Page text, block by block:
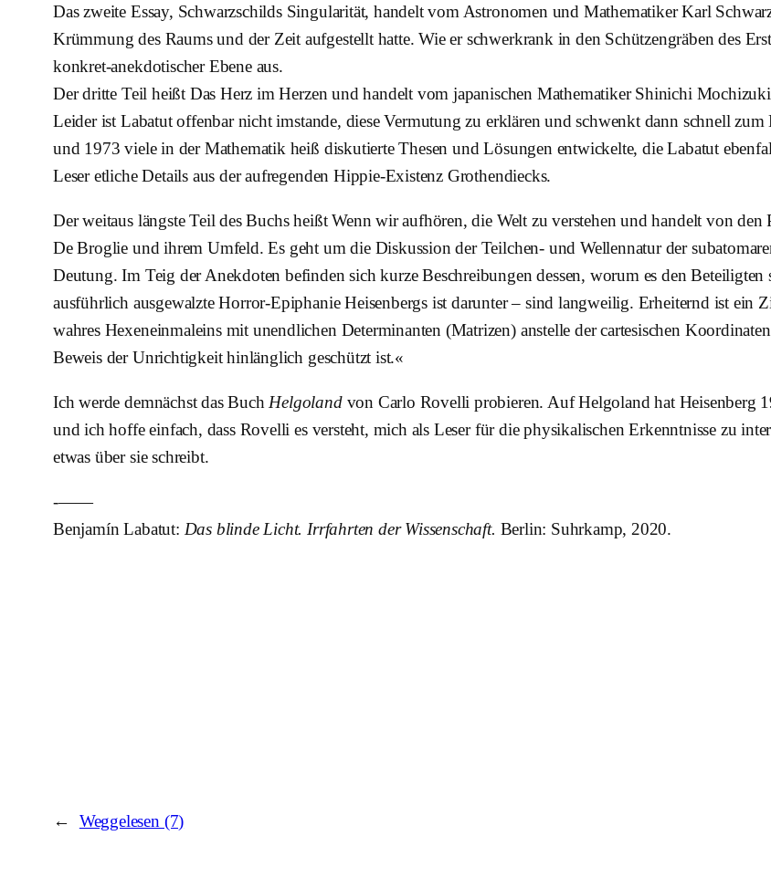
Das zweite Essay, Schwarzschilds Singularität, handelt vom Astronomen und Mathematiker Karl
Krümmung des Raums und der Zeit aufgestellt hatte. Wie er schwerkrank in den Schützengräben des
konkret-anekdotischer Ebene aus.
Der dritte Teil heißt Das Herz im Herzen und handelt vom japanischen Mathematiker Shinichi
Leider ist Labatut offenbar nicht imstande, diese Vermutung zu erklären und schwenkt dann schnell
und 1973 viele in der Mathematik heiß diskutierte Thesen und Lösungen entwickelte, die Labatut
Leser etliche Details aus der aufregenden Hippie-Existenz Grothendiecks.
Der weitaus längste Teil des Buchs heißt Wenn wir aufhören, die Welt zu verstehen und handelt von
De Broglie und ihrem Umfeld. Es geht um die Diskussion der Teilchen- und Wellennatur der
Deutung. Im Teig der Anekdoten befinden sich kurze Beschreibungen dessen, worum es den
ausführlich ausgewalzte Horror-Epiphanie Heisenbergs ist darunter – sind langweilig. Erheiternd ist ein
wahres Hexeneinmaleins mit unendlichen Determinanten (Matrizen) anstelle der cartesischen
Beweis der Unrichtigkeit hinlänglich geschützt ist.«
Ich werde demnächst das Buch Helgolandvon Carlo Rovelli probieren. Auf Helgoland hat Heisenberg
und ich hoffe einfach, dass Rovelli es versteht, mich als Leser für die physikalischen Erkenntnisse zu
etwas über sie schreibt.
-——
Benjamín Labatut: Das blinde Licht. Irrfahrten der Wissenschaft. Berlin: Suhrkamp, 2020.
← Weggelesen (7)